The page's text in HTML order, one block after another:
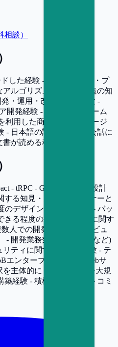
談）
した経験 - 高い設計能力・プ
アルゴリズム・データ構造の知
・運用・改善の実務経験 -
開発経験 - モダンなフレーム
利用した商用シングルページ
- 日本語の読み・書き・会話に
が読める程度の英語力
- tRPC - GraphQL - 内部設計
する知見・経験 - デザイナーと
のデザインに関する知見 - バッ
きる程度のバックエンドに関す
人での開発経験 (設計レビュ
- 開発業務効率化 (CI/CD など)
ティに関する知識・経験 - テ
エンタープライズ向けWebサ
主体的にした経験 - 中〜大規
経験 - 積極的なテキストコミ